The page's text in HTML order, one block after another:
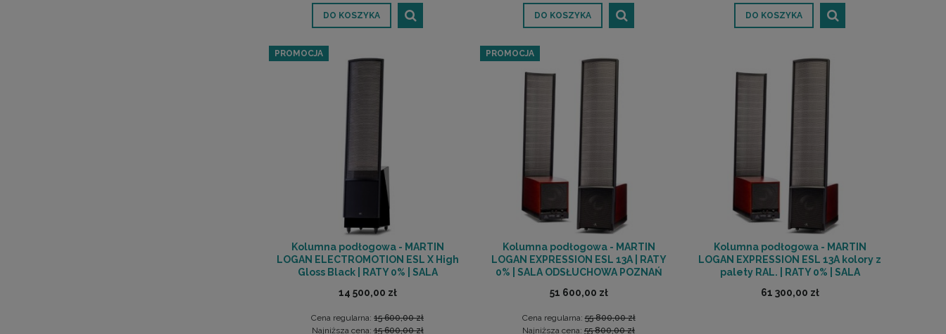
DO KOSZYKA DO KOSZYKA DO KOSZYKA
Kolumna podłogowa - MARTIN
LOGAN ELECTROMOTION ESL X High
Gloss Black | RATY 0% | SALA
14 500,00 zł
Cena regularna: 15 600,00 zł
Najniższa cena:15 600,00 zł
PROMOCJA
Kolumna podłogowa - MARTIN
LOGAN EXPRESSION ESL 13A | RATY
0% | SALA ODSŁUCHOWA POZNAŃ
51 600,00 zł
Cena regularna:55 800,00 zł
Najniższa cena: 55 800,00 zł
PROMOCJA
Kolumna podłogowa - MARTIN
LOGAN EXPRESSION ESL 13A kolory z
palety RAL. | RATY 0% | SALA
61 300,00 zł